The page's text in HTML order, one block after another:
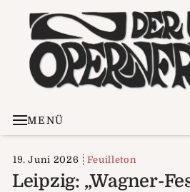
MENÜ
19. Juni 2026 Feuilleton
Leipzig: „Wagner-